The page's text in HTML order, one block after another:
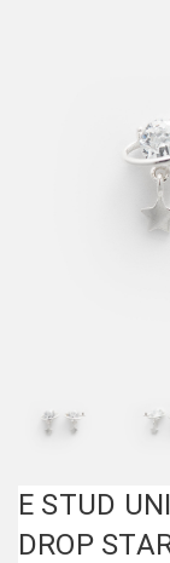
E STUD
DROP